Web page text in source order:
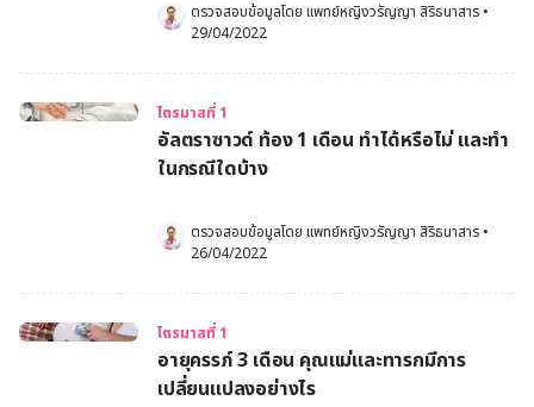
ตรวจสอบข้อมูลโดย แพทย์หญิงวรัญญา สิริธนาสาร •
29/04/2022
ไตรมาสที่ 1
อัลตราซาวด์ ท้อง 1 เดือน ทำได้หรือไม่ และทำ
ในกรณีใดบ้าง
ตรวจสอบข้อมูลโดย แพทย์หญิงวรัญญา สิริธนาสาร •
26/04/2022
ไตรมาสที่ 1
อายุครรภ์ 3 เดือน คุณแม่และทารกมีการ
เปลี่ยนแปลงอย่างไร